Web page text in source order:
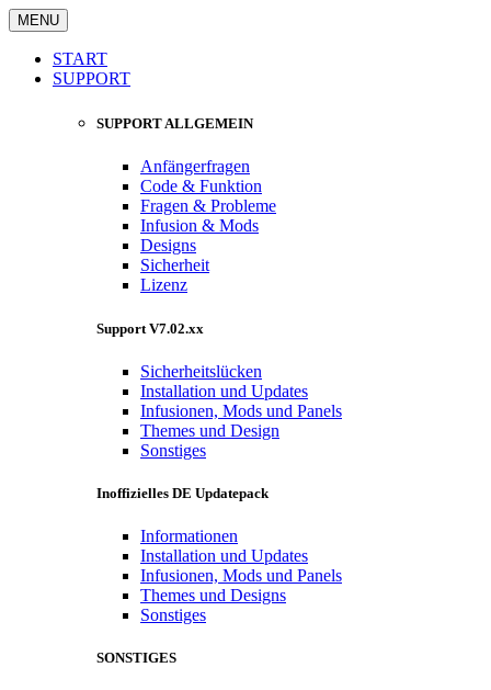
MENU
START
SUPPORT
SUPPORT ALLGEMEIN
Anfängerfragen
Code & Funktion
Fragen & Probleme
Infusion & Mods
Designs
Sicherheit
Lizenz
Support V7.02.xx
Sicherheitslücken
Installation und Updates
Infusionen, Mods und Panels
Themes und Design
Sonstiges
Inoffizielles DE Updatepack
Informationen
Installation und Updates
Infusionen, Mods und Panels
Themes und Designs
Sonstiges
SONSTIGES